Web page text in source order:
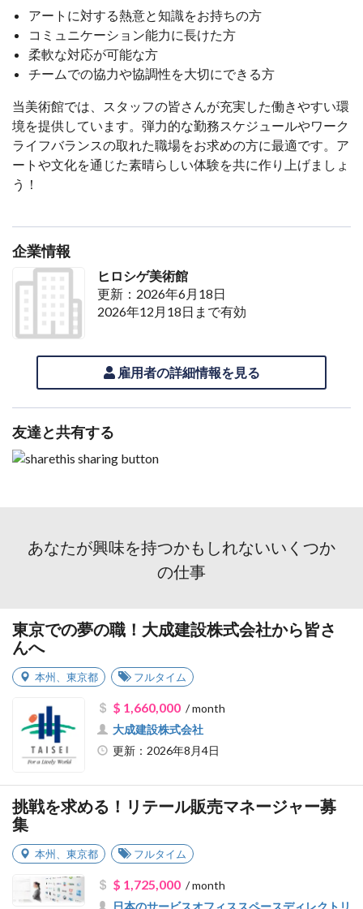
アートに対する熱意と知識をお持ちの方
コミュニケーション能力に長けた方
柔軟な対応が可能な方
チームでの協力や協調性を大切にできる方
当美術館では、スタッフの皆さんが充実した働きやすい環
境を提供しています。弾力的な勤務スケジュールやワーク
ライフバランスの取れた職場をお求めの方に最適です。ア
ートや文化を通じた素晴らしい体験を共に作り上げましょ
う！
企業情報
ヒロシゲ美術館
更新：2026年6月18日
2026年12月18日まで有効
雇用者の詳細情報を見る
友達と共有する
あなたが興味を持つかもしれないいくつか
の仕事
東京での夢の職！大成建設株式会社から皆さ
んへ
本州 東京都 フルタイム
$ 1,660,000/ month
大成建設株式会社
更新：2026年8月4日
挑戦を求める！リテール販売マネージャー募
集
本州 東京都 フルタイム
$ 1,725,000/ month
日本のサービスオフィススペースディレクトリ